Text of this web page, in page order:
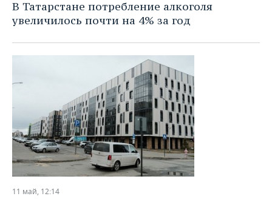
В Татарстане потребление алкоголя
увеличилось почти на 4% за год
11 май, 12:14